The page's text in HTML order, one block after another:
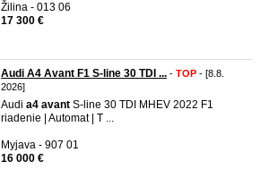
Žilina - 013 06
17 300 €
Audi A4 Avant F1 S-line 30 TDI ... - TOP - [8.8.
2026]
Audi a4 avant S-line 30 TDI MHEV 2022 F1
riadenie | Automat | T ...
Myjava - 907 01
16 000 €